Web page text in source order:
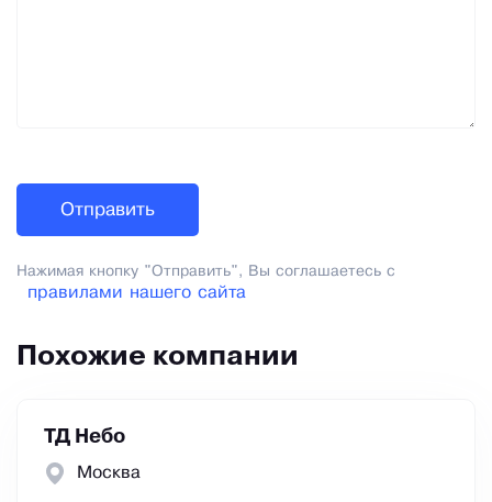
Нажимая кнопку "Отправить", Вы соглашаетесь с
правилами нашего сайта
Похожие компании
ТД Небо
Москва